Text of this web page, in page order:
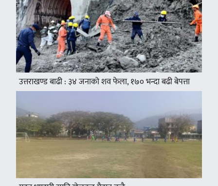
उत्तराखण्ड बाढी : ३४ जनाको शव फेला, १७० भन्दा बढी बेपत्ता